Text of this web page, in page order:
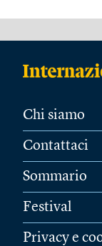
Chi siamo
Contattaci
Sommario
Festival
Privacy e